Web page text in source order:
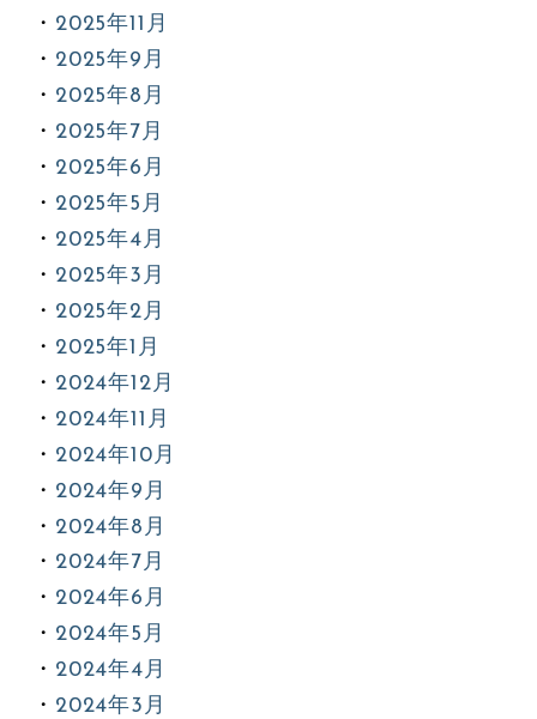
2025年11月
2025年9月
2025年8月
2025年7月
2025年6月
2025年5月
2025年4月
2025年3月
2025年2月
2025年1月
2024年12月
2024年11月
2024年10月
2024年9月
2024年8月
2024年7月
2024年6月
2024年5月
2024年4月
2024年3月